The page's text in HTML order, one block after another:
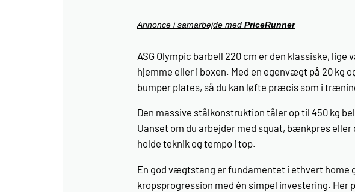
Annonce i samarbejde med PriceRunner
ASG Olympic barbell 220 cm er den klassiske,
hjemme eller i boxen. Med en egenvægt på 20 kg
bumper plates, så du kan løfte præcis som i
Den massive stålkonstruktion tåler op til 450 kg
Uanset om du arbejder med squat, bænkpres
holde teknik og tempo i top.
En god vægtstang er fundamentet i ethvert home
kropsprogression med én simpel investering. Her